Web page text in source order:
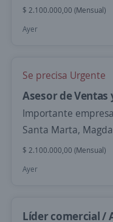
$ 2.100.000,00 (Mensual)
Ayer
Se precisa Urgente
Asesor de Ventas
Importante
Santa Marta,
$ 2.100.000,00 (Mensual)
Ayer
Líder comercial /